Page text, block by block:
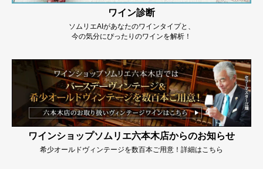
ワイン診断
ソムリエAIがあなたのワインタイプと、
今の気分にぴったりのワインを解析！
ワインショップソムリエ六本木店からのお知らせ
希少オールドヴィンテージを数百本ご用意！詳細はこちら